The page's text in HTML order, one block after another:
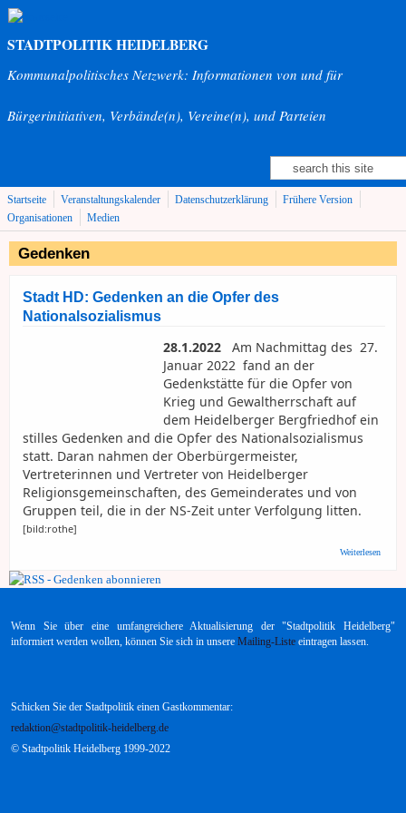
Direkt zum Inhalt
STADTPOLITIK HEIDELBERG
Kommunalpolitisches Netzwerk: Informationen von und für
Bürgerinitiativen, Verbände(n), Vereine(n), und Parteien
Suchformular
Suche
Startseite Veranstaltungskalender Datenschutzerklärung
Frühere Version
Organisationen
Medien
Gedenken
Stadt HD: Gedenken an die Opfer des
Nationalsozialismus
28.1.2022 Am Nachmittag des 27.
Januar 2022 fand an der
Gedenkstätte für die Opfer von
Krieg und Gewaltherrschaft auf
dem Heidelberger Bergfriedhof ein
stilles Gedenken and die Opfer des Nationalsozialismus
statt. Daran nahmen der Oberbürgermeister,
Vertreterinnen und Vertreter von Heidelberger
Religionsgemeinschaften, des Gemeinderates und von
Gruppen teil, die in der NS-Zeit unter Verfolgung litten.
[bild:rothe]
Weiterlesen
Wenn Sie über eine umfangreichere Aktualisierung der "Stadtpolitik Heidelberg"
informiert werden wollen, können Sie sich in unsere Mailing-Liste eintragen lassen.
Schicken Sie der Stadtpolitik einen Gastkommentar:
redaktion@stadtpolitik-heidelberg.de
© Stadtpolitik Heidelberg 1999-2022